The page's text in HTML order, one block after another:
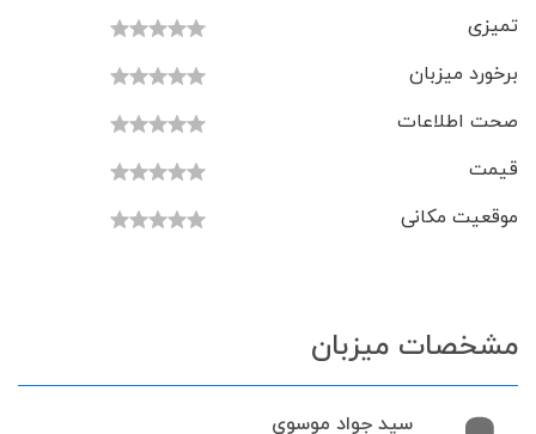
تمیزی
برخورد میزبان
صحت اطلاعات
قیمت
موقعیت مکانی
مشخصات میزبان
سید جواد موسوی